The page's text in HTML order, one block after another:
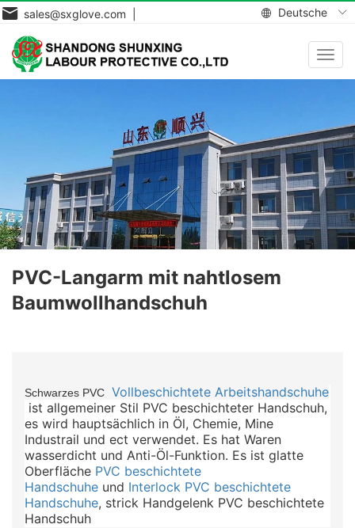
Deutsche
sales@sxglove.com |
PVC-Langarm mit nahtlosem
Baumwollhandschuh
Schwarzes PVC Vollbeschichtete Arbeitshandschuhe
ist allgemeiner Stil PVC beschichteter Handschuh,
es wird hauptsächlich in Öl, Chemie, Mine
Industrail und ect verwendet. Es hat Waren
wasserdicht und Anti-Öl-Funktion. Es ist glatte
Oberfläche PVC beschichtete
Handschuhe und Interlock PVC beschichtete
Handschuhe, strick Handgelenk PVC beschichtete
Handschuh